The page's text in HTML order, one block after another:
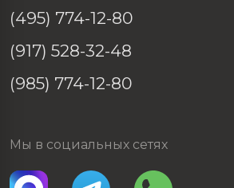
(495) 774-12-80
(917) 528-32-48
(985) 774-12-80
Мы в социальных сетях